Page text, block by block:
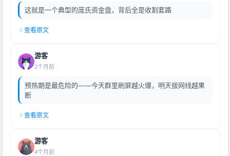
这就是一个典型的庞氏资金盘，背后全是收割套路
查看原文
游客
2个月前
预热期是最危险的——今天群里刷屏越火爆，明天拔网线越果
断
查看原文
游客
4个月前